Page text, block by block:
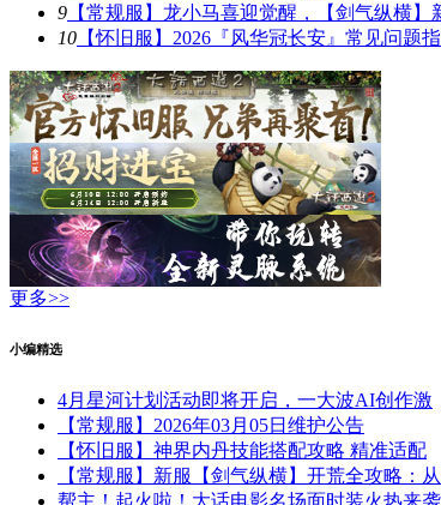
9 【常规服】龙小马喜迎觉醒，【剑气纵横】
10 【怀旧服】2026『风华冠长安』常见问题
更多>>
小编精选
4月星河计划活动即将开启，一大波AI创作激
【常规服】2026年03月05日维护公告
【怀旧服】神界内丹技能搭配攻略 精准适配
【常规服】新服【剑气纵横】开荒全攻略：从